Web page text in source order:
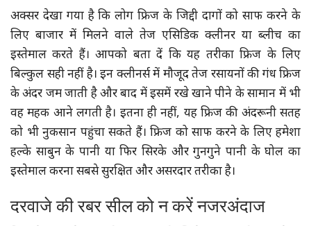
अक्सर देखा गया है कि लोग फ्रिज के जिद्दी दागों को साफ करने के
लिए बाजार में मिलने वाले तेज एसिडिक क्लीनर या ब्लीच का
इस्तेमाल करते हैं। आपको बता दें कि यह तरीका फ्रिज के लिए
बिल्कुल सही नहीं है। इन क्लीनर्स में मौजूद तेज रसायनों की गंध फ्रिज
के अंदर जम जाती है और बाद में इसमें रखे खाने पीने के सामान में भी
वह महक आने लगती है। इतना ही नहीं, यह फ्रिज की अंदरूनी सतह
को भी नुकसान पहुंचा सकते हैं। फ्रिज को साफ करने के लिए हमेशा
हल्के साबुन के पानी या फिर सिरके और गुनगुने पानी के घोल का
इस्तेमाल करना सबसे सुरक्षित और असरदार तरीका है।
दरवाजे की रबर सील को न करें नजरअंदाज